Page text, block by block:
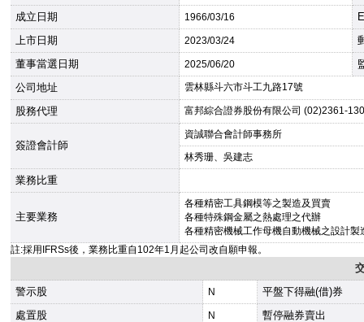
成立日期
1966/03/16
上市日期
2023/03/24
董事當選日期
2025/06/20
公司地址
雲林縣斗六市斗工九路17號
股務代理 富邦綜合證券股份有限公司 (02)2361-
簽證會計師
資誠聯合會計師事務所
林秀珊、吳建志
業務比重
主要業務
各種精密工具鋼模等之製造及買賣
各種特殊鋼金屬之熱處理之代辦
各種精密機械工作母機自動機械之設計製
註:採用IFRSs後，業務比重自102年1月起公司改自願申報。
警示股
N
平盤下得融(借)券
處置股
N
暫停融券賣出